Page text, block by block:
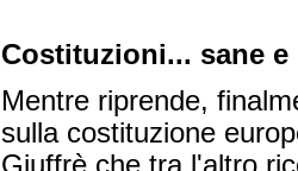
Costituzioni... sane e
Mentre riprende,
sulla costituzione